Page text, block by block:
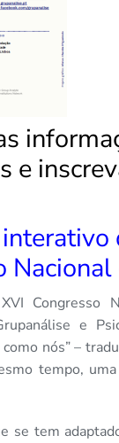
e
Nacional
Congresso
e
como nós” –
tempo,
se tem